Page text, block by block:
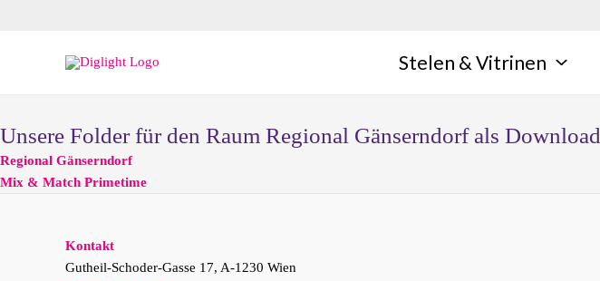
Stelen & Vitrinen
Unsere Folder für den Raum Regional Gänserndorf als Download
Regional Gänserndorf
Mix & Match Primetime
Kontakt
Gutheil-Schoder-Gasse 17, A-1230 Wien